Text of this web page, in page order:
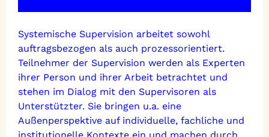
Systemische Supervision arbeitet sowohl
auftragsbezogen als auch prozessorientiert.
Teilnehmer der Supervision werden als Experten
ihrer Person und ihrer Arbeit betrachtet und
stehen im Dialog mit den Supervisoren als
Unterstützter. Sie bringen u.a. eine
Außenperspektive auf individuelle, fachliche und
institutionelle Kontexte ein und machen durch